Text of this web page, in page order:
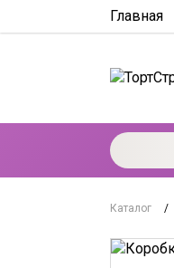
Главная
Каталог /